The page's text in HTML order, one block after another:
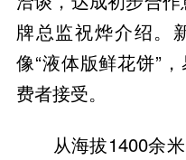
牌总监祝烨介绍。
像“液体版鲜花饼”
费者接受。
从海拔1400余